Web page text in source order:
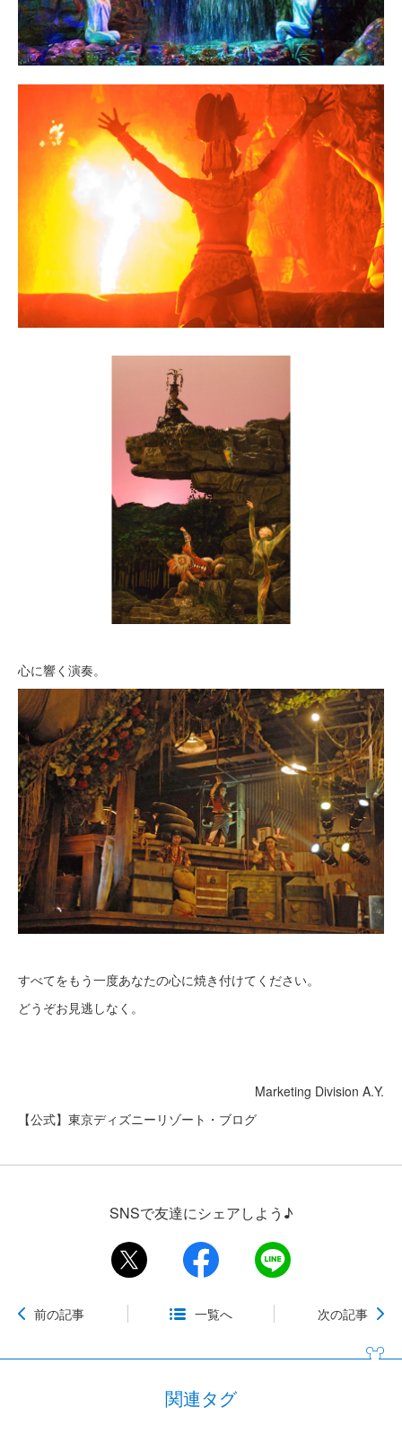
心に響く演奏。
すべてをもう一度あなたの心に焼き付けてください。
どうぞお見逃しなく。
Marketing Division A.Y.
【公式】東京ディズニーリゾート・ブログ
SNSで友達にシェアしよう♪
前の記事 一覧へ 次の記事
関連タグ